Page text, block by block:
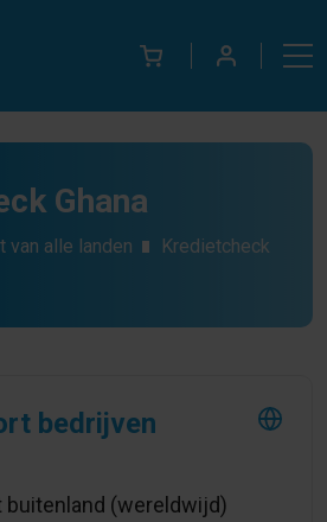
Ghana
van alle landen
Kredietcheck
bedrijven
buitenland (wereldwijd)